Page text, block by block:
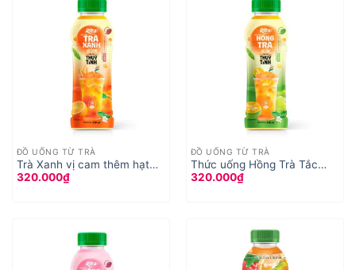
ĐỒ UỐNG TỪ TRÀ
Trà Xanh vị cam thêm hạt
Thuỷ Tinh , hạt nổ vị cam
320.000₫
ĐỒ UỐNG TỪ TRÀ
Thức uống Hồng Trà Tắc
thêm hạt Thuỷ Tinh , hạt nổ
320.000₫